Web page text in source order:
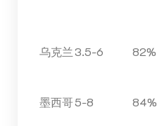
乌克兰3.5-6 82%
墨西哥5-8 84%